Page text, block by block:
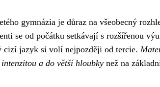
gymnázia je důraz na všeobecný
se od počátku setkávají s rozšířenou
cizí jazyk si volí nejpozději od tercie.
a do větší hloubky než na